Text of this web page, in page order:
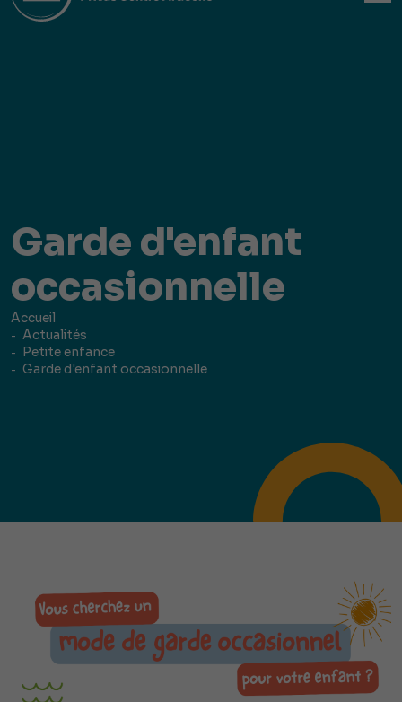
Garde d'enfant
occasionnelle
Accueil
Actualités
Petite enfance
Garde d'enfant occasionnelle